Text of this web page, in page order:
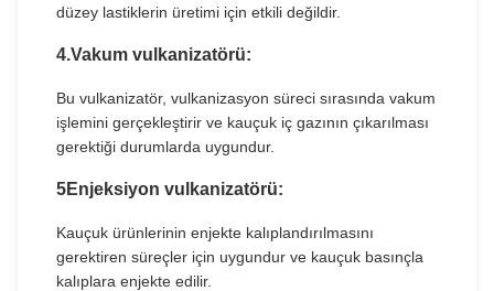
düzey lastiklerin üretimi için etkili değildir.
4.Vakum vulkanizatörü:
Bu vulkanizatör, vulkanizasyon süreci sırasında vakum
işlemini gerçekleştirir ve kauçuk iç gazının çıkarılması
gerektiği durumlarda uygundur.
5Enjeksiyon vulkanizatörü:
Kauçuk ürünlerinin enjekte kalıplandırılmasını
gerektiren süreçler için uygundur ve kauçuk basınçla
kalıplara enjekte edilir.